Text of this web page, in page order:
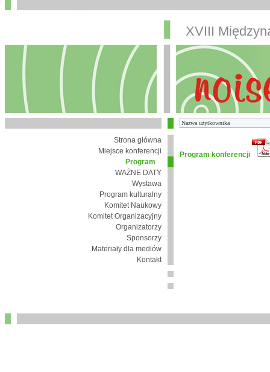
XVIII
Strona główna
Miejsce konferencji
Program
WAŻNE DATY
Wystawa
Program kulturalny
Komitet Naukowy
Komitet Organizacyjny
Organizatorzy
Sponsorzy
Materiały dla mediów
Kontakt
Program konferencji